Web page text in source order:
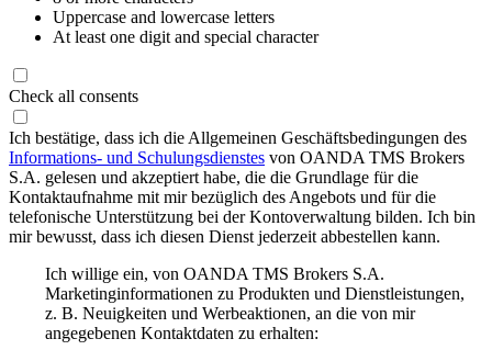
Uppercase and lowercase letters
At least one digit and special character
Check all consents
Ich bestätige, dass ich die Allgemeinen Geschäftsbedingungen des
Informations- und Schulungsdienstes von OANDA TMS Brokers
S.A. gelesen und akzeptiert habe, die die Grundlage für die
Kontaktaufnahme mit mir bezüglich des Angebots und für die
telefonische Unterstützung bei der Kontoverwaltung bilden. Ich bin
mir bewusst, dass ich diesen Dienst jederzeit abbestellen kann.
Ich willige ein, von OANDA TMS Brokers S.A.
Marketinginformationen zu Produkten und Dienstleistungen,
z. B. Neuigkeiten und Werbeaktionen, an die von mir
angegebenen Kontaktdaten zu erhalten: